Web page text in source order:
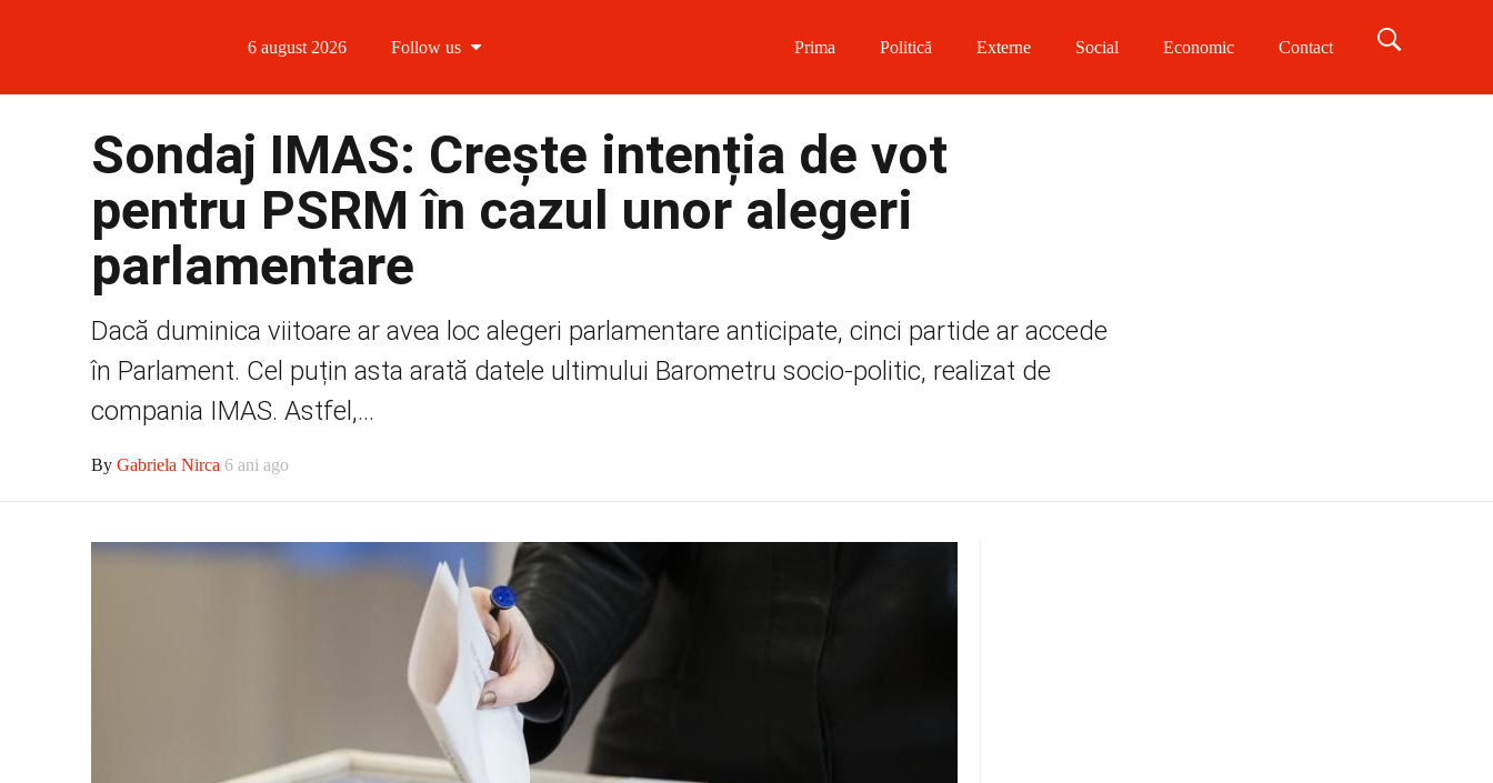
6 august 2026 Follow us
Follow us on Twitter
Prima Politică Externe Social Economic Contact
Sondaj IMAS: Crește intenția de vot
pentru PSRM în cazul unor alegeri
parlamentare
Dacă duminica viitoare ar avea loc alegeri parlamentare anticipate, cinci partide ar accede
în Parlament. Cel puțin asta arată datele ultimului Barometru socio-politic, realizat de
compania IMAS. Astfel,...
By Gabriela Nirca 6 ani ago